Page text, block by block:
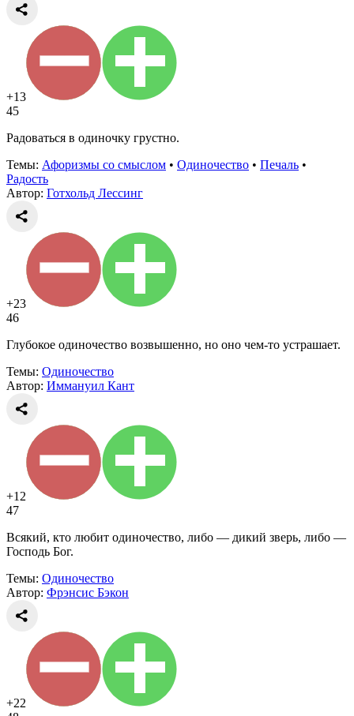
+13
45
Радоваться в одиночку грустно.
Темы: Афоризмы со смыслом • Одиночество • Печаль •
Радость
Автор: Готхольд Лессинг
+23
46
Глубокое одиночество возвышенно, но оно чем-то устрашает.
Темы: Одиночество
Автор: Иммануил Кант
+12
47
Всякий, кто любит одиночество, либо — дикий зверь, либо —
Господь Бог.
Темы: Одиночество
Автор: Фрэнсис Бэкон
+22